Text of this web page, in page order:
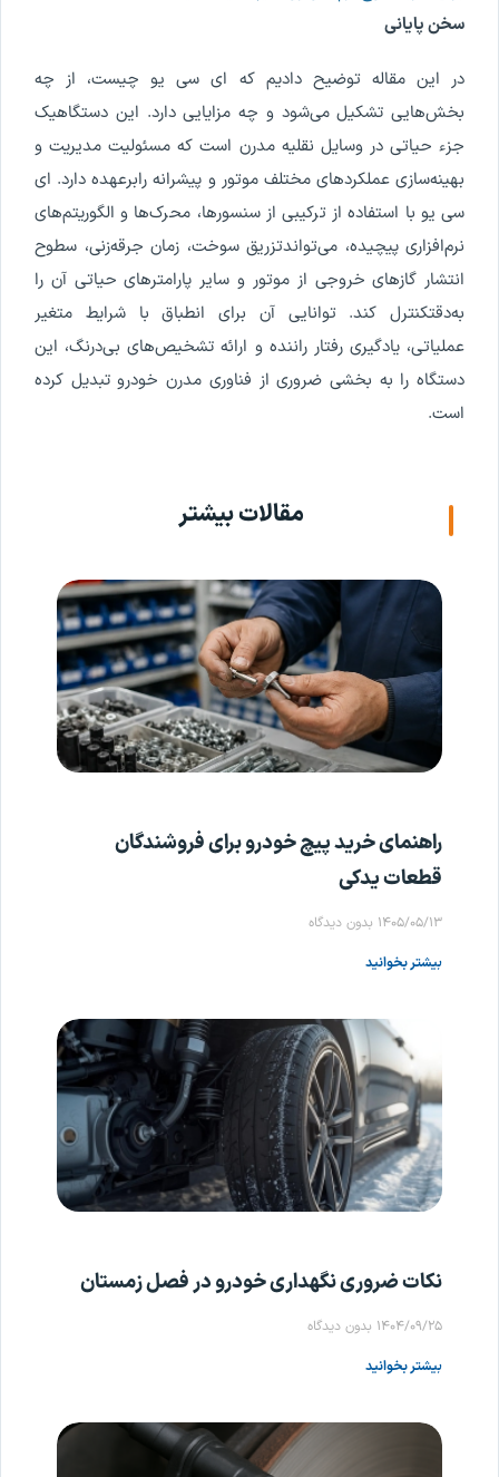
سخنپایانی
در این مقاله توضیح دادیم که ای سی یو چیست، از چه
بخشهایی تشکیل میشود و چه مزایایی دارد. این دستگاهیک
جزء حیاتی در وسایل نقلیه مدرن است که مسئولیت مدیریت و
بهینهسازی عملکردهای مختلف موتور و پیشرانه رابرعهده دارد. ای
سی یو با استفاده از ترکیبی از سنسورها، محرکها و الگوریتمهای
نرمافزاری پیچیده، میتواندتزریق سوخت، زمان جرقهزنی، سطوح
انتشار گازهای خروجی از موتور و سایر پارامترهای حیاتی آن را
بهدقتکنترل کند. توانایی آن برای انطباق با شرایط متغیر
عملیاتی،یادگیری رفتار راننده و ارائه تشخیصهای بیدرنگ، این
دستگاه را به بخشی ضروری از فناوری مدرن خودرو تبدیل کرده
است.
مقالات بیشتر
راهنمای خرید پیچ خودرو برای فروشندگان
قطعات یدکی
۱۴۰۵/۰۵/۱۳ بدون دیدگاه
بیشتر بخوانید
نکات ضروری نگهداری خودرو در فصل زمستان
۱۴۰۴/۰۹/۲۵ بدون دیدگاه
بیشتر بخوانید